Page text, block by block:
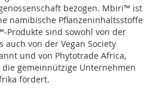
bezogen. Mbiri™ ist
namibische Pflanzeninhaltsstoffe
Produkte sind sowohl von der
auch von der Vegan Society
und von Phytotrade Africa,
gemeinnützige Unternehmen
fördert.